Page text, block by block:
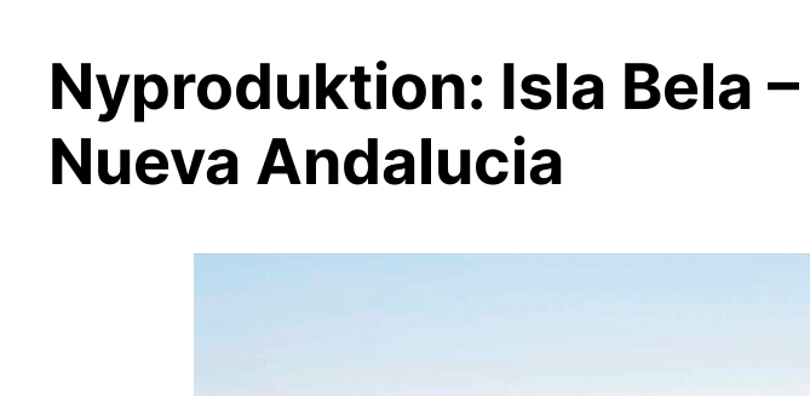
Nyproduktion: Isla Bela
Nueva Andalucia